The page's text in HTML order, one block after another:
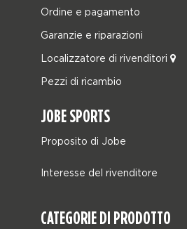
Ordine e pagamento
Garanzie e riparazioni
Localizzatore di rivenditori
Pezzi di ricambio
JOBE SPORTS
Proposito di Jobe
Interesse del rivenditore
CATEGORIE DI PRODOTTO